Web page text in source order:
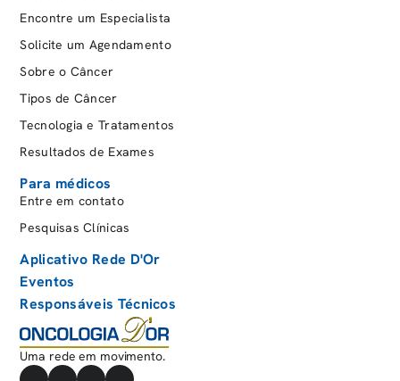
Encontre um Especialista
Solicite um Agendamento
Sobre o Câncer
Tipos de Câncer
Tecnologia e Tratamentos
Resultados de Exames
Para médicos
Entre em contato
Pesquisas Clínicas
Aplicativo Rede D'Or
Eventos
Responsáveis Técnicos
Uma rede em movimento.